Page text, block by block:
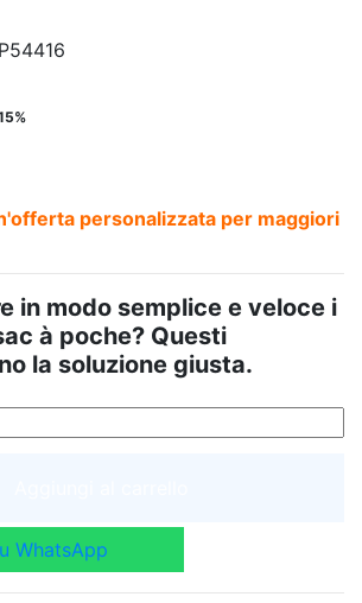
personalizzata per maggiori
in modo semplice e veloce i
à poche? Questi
la soluzione giusta.
WhatsApp